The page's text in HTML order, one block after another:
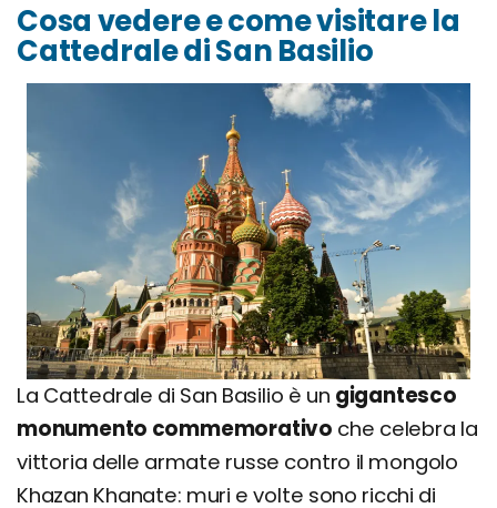
Cosa vedere e come visitare la
Cattedrale di San Basilio
La Cattedrale di San Basilio è un gigantesco
monumento commemorativo che celebra la
vittoria delle armate russe contro il mongolo
Khazan Khanate: muri e volte sono ricchi di